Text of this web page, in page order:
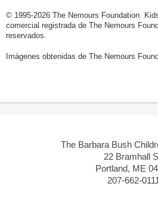
© 1995-2026 The Nemours Foundation.
comercial registrada de The Nemours
reservados.
Imágenes obtenidas de The Nemours
The Barbara Bush
22 Bramhall
Portland, ME
207-662-